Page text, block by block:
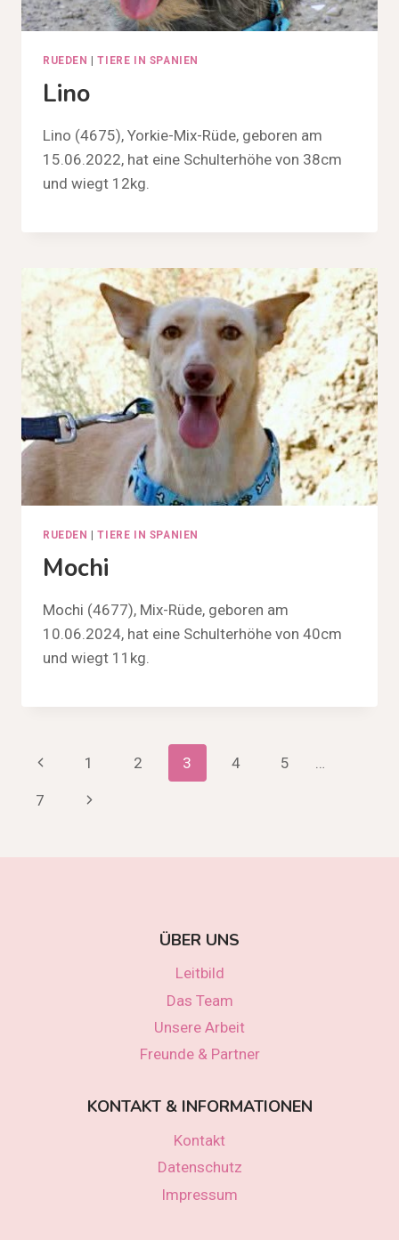
RUEDEN |TIERE IN SPANIEN
Lino
Lino (4675), Yorkie-Mix-Rüde, geboren am
15.06.2022, hat eine Schulterhöhe von 38cm
und wiegt 12kg.
RUEDEN |TIERE IN SPANIEN
Mochi
Mochi (4677), Mix-Rüde, geboren am
10.06.2024, hat eine Schulterhöhe von 40cm
und wiegt 11kg.
Seitennavigation
Vorherige
Seite
1 2 3 4 5 …
7
Nächste
ÜBER UNS
Leitbild
Das Team
Unsere Arbeit
Freunde & Partner
KONTAKT & INFORMATIONEN
Kontakt
Datenschutz
Impressum